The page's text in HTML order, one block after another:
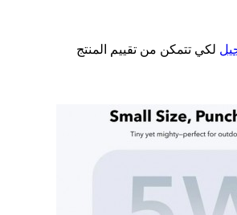
لكي تتمكن من تقييم المنتج